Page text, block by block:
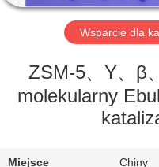
WYCIECZKA
FABRYCE
KONTROLA
Wsparcie dla
ZSM-5、Y、β
molekularny
Miejsce
Chiny